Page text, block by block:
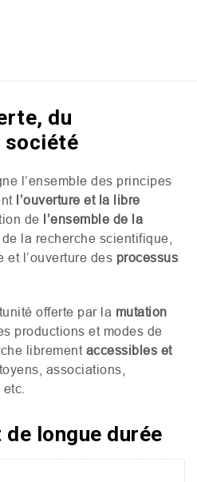
du
société
l’ensemble des principes
l’ouverture et la libre
de l’ensemble de la
de la recherche scientifique,
et l’ouverture des processus
offerte par la mutation
productions et modes de
librement accessibles et
associations,
de longue durée